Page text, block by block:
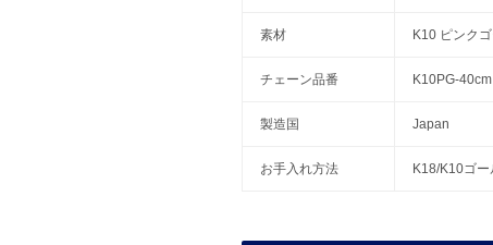
素材 K10 ピンク
チェーン品番 K10PG-
製造国 Japan
お手入れ方法 K18/K10ゴー